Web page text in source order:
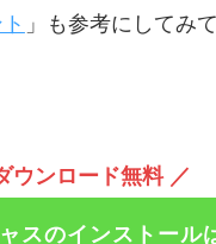
」も参考にしてみ
ウンロード無料 ／
スのインストール